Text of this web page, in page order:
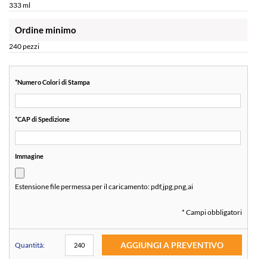
333 ml
Ordine minimo
240 pezzi
*Numero Colori di Stampa
*CAP di Spedizione
Immagine
Estensione file permessa per il caricamento:pdf,jpg,png,ai
* Campi obbligatori
Quantità: AGGIUNGI A PREVENTIVO